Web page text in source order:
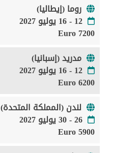
روما (إيطاليا)
12 - 16 يوليو 2027
7200 Euro
مدريد (إسبانيا)
12 - 16 يوليو 2027
6200 Euro
لندن (المملكة المتحدة)
26 - 30 يوليو 2027
5900 Euro